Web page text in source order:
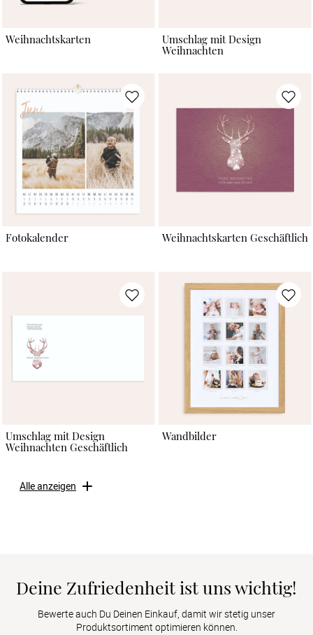
Weihnachtskarten
Umschlag mit Design
Weihnachten
Fotokalender Weihnachtskarten Geschäftlich
Umschlag mit Design
Weihnachten Geschäftlich
Wandbilder
Alle anzeigen
Deine Zufriedenheit ist uns wichtig!
Bewerte auch Du Deinen Einkauf, damit wir stetig unser
Produktsortiment optimieren können.